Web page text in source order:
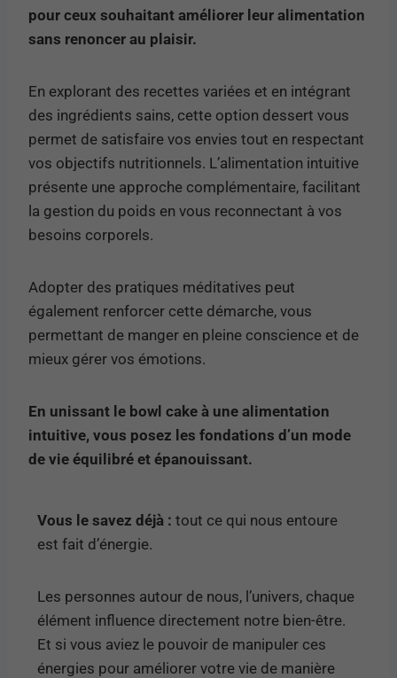
pour ceux souhaitant améliorer leur alimentation
sans renoncer au plaisir.
En explorant des recettes variées et en intégrant
des ingrédients sains, cette option dessert vous
permet de satisfaire vos envies tout en respectant
vos objectifs nutritionnels. L’alimentation intuitive
présente une approche complémentaire, facilitant
la gestion du poids en vous reconnectant à vos
besoins corporels.
Adopter des pratiques méditatives peut
également renforcer cette démarche, vous
permettant de manger en pleine conscience et de
mieux gérer vos émotions.
En unissant le bowl cake à une alimentation
intuitive, vous posez les fondations d’un mode
de vie équilibré et épanouissant.
Vous le savez déjà : tout ce qui nous entoure
est fait d’énergie.
Les personnes autour de nous, l’univers, chaque
élément influence directement notre bien-être.
Et si vous aviez le pouvoir de manipuler ces
énergies pour améliorer votre vie de manière